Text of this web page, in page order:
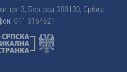
трг 3, Београд 200130, Србија
011 3164621